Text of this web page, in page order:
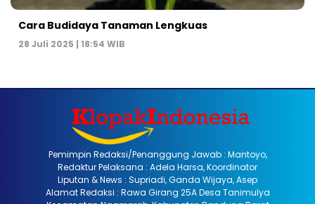
Cara Budidaya Tanaman Lengkuas
28 Juli 2025 | 18:54 WIB
Pemimpin Redaksi/Penanggung Jawab : Mantoyo,
Redaktur Pelaksana : Adela Harsa, Koordinator
Liputan & News : Supriadi, Ganda Wijaya, Asep
Alamat Redaksi : Rawa Girang 25A Desa Tanimulya